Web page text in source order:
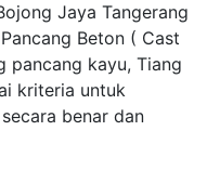
Jaya Tangerang
Beton ( Cast
pancang kayu, Tiang
kriteria untuk
benar dan